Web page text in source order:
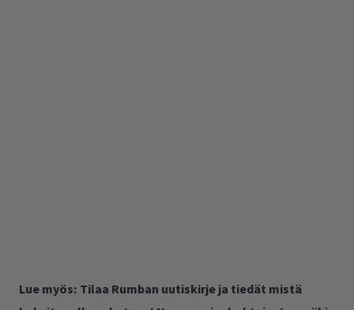
Lue myös: Tilaa Rumban uutiskirje ja tiedät mistä